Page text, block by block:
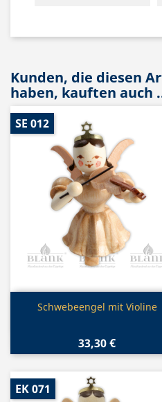
Kunden, die diesen
haben, kauften auch
Vorschau
Schwebeengel mit Violine
33,30 €
SE 012
EK 071